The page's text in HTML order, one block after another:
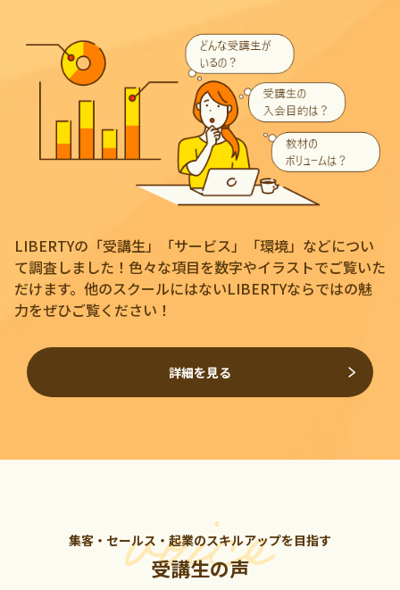
LIBERTYの「受講生」「サービス」「環境」などについ
て調査しました！色々な項目を数字やイラストでご覧いた
だけます。他のスクールにはないLIBERTYならではの魅
力をぜひご覧ください！
詳細を見る
集客・セールス・起業のスキルアップを目指す
受講生の声